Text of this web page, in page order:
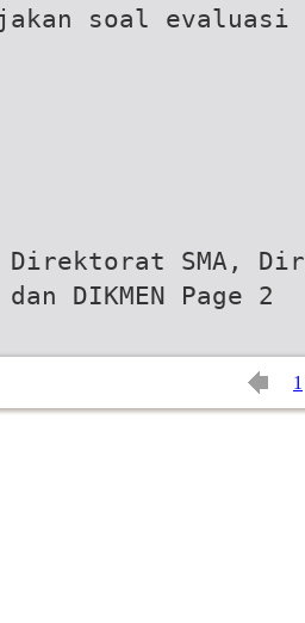
soal
Direktorat SMA,
dan DIKMEN Page 2
1